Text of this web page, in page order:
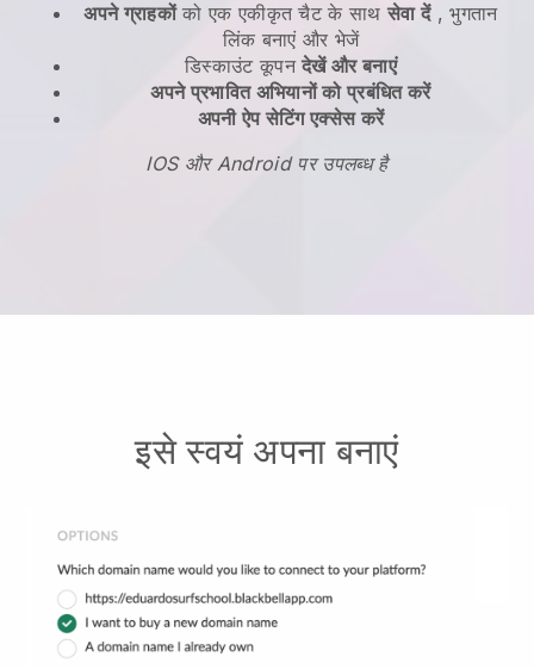
अपने ग्राहकोंको एक एकीकृत चैट के साथसेवा दें, भुगतान
लिंक बनाएं और भेजें
डिस्काउंट कूपनदेखें और बनाएं
अपने प्रभावित अभियानों को प्रबंधित करें
अपनी ऐप सेटिंग एक्सेस करें
IOS और Android पर उपलब्ध है
इसे स्वयं अपना बनाएं